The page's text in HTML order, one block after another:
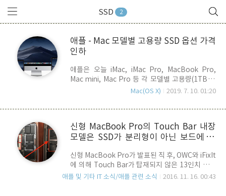
SSD 2
애플 - Mac 모델별 고용량 SSD 옵션 가격
인하
애플은 오늘 iMac, iMac Pro, MacBook Pro,
Mac mini, Mac Pro 등 각 모델별 고용량(1TB 이
상) SSD 옵션 가격을 인하 했습니다. 각 모델별
차이가 있어, 동일한 SSD 용량 옵션이라도 모델에
200달러(약 24만 5천원), 2TB는 400달러(49만
원)가 인하되었으며, 4TB의 경우에는 1200달러
습니다. 애플답지 않게 가격을 인하하는 경우라서
오히려 좀 당황스럽기는 한데, 가격을 인하하기는
했지만 가격적인 부담이 여전히 만만치 않기 때문
Mac(OS X) 2019. 7. 10. 01:20
신형 MacBook Pro의 Touch Bar 내장
모델은 SSD가 분리형이 아닌 보드에 납
신형 MacBook Pro가 발표된 직 후, OWC와 iFixIt
에 의해 Touch Bar가 탑재되지 않은 13인치 기본
형 모델에 대한 맥북프로 분해기가 공개되었습니
애플 및 기타 IT 소식/애플 관련 소식 2016. 11. 16. 00:43